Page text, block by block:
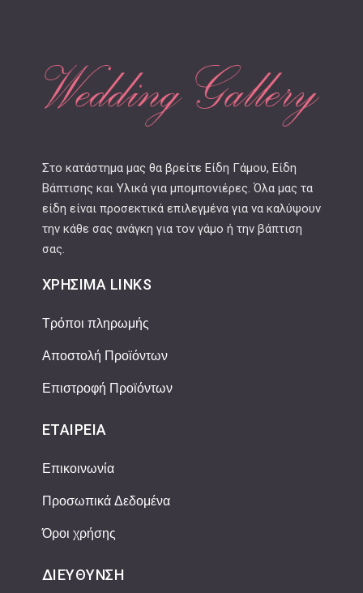
Στο κατάστημα μας θα βρείτε Είδη Γάμου, Είδη
Βάπτισης και Υλικά για μπομπονιέρες. Όλα μας τα
είδη είναι προσεκτικά επιλεγμένα για να καλύψουν
την κάθε σας ανάγκη για τον γάμο ή την βάπτιση
σας.
ΧΡΉΣΙΜΑ LINKS
Τρόποι πληρωμής
Αποστολή Προϊόντων
Επιστροφή Προϊόντων
ΕΤΑΙΡΕΊΑ
Επικοινωνία
Προσωπικά Δεδομένα
Όροι χρήσης
ΔΙΕΎΘΥΝΣΗ